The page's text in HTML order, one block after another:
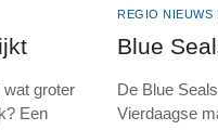
wat groter
Een
REGIO NIEUWS
Blue
De Blue
Vierdaagse